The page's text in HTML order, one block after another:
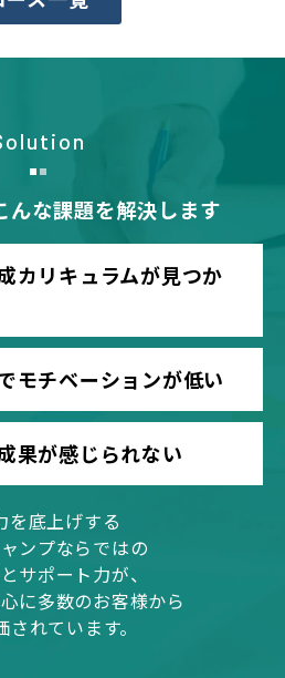
んな課題を解決します
カリキュラムが見つか
モチベーションが低い
果が感じられない
を底上げする
ンプならではの
サポート力が、
に多数のお客様から
れています。